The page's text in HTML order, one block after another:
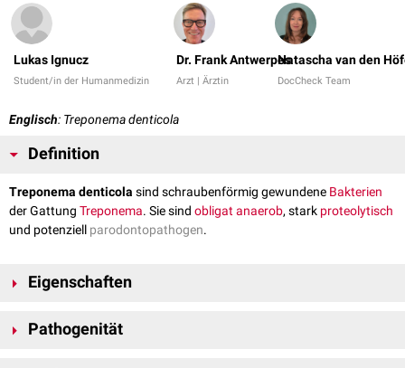
Lukas Ignucz
Student/in der Humanmedizin
Dr. Frank Antwerpes
Arzt | Ärztin
Natascha van den
DocCheck Team
Englisch: Treponema denticola
Definition
Treponema denticola sind schraubenförmig gewundene Bakterien
der Gattung Treponema. Sie sind ob­li­gatanae­ro­b, stark pro­teo­lytisch
und potenziell parodontopathogen.
Eigenschaften
damit mehr als doppelt so groß wie das von
Pathogenität